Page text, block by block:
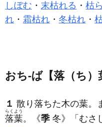
しぼむ ・ 末枯れる ・ 枯
れ ・ 霜枯れ ・ 冬枯れ ・
おち‐ば【落（ち）
１ 散り落ちた木の葉。
落葉
らくよう
。 《季 冬》 「む